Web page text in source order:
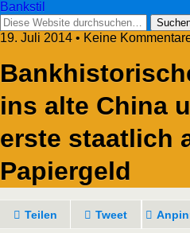
Bankstil
19. Juli 2014 • Keine
ins alte Chi­na
ers­te staat­lich
Papiergeld
Tei­len Tweet